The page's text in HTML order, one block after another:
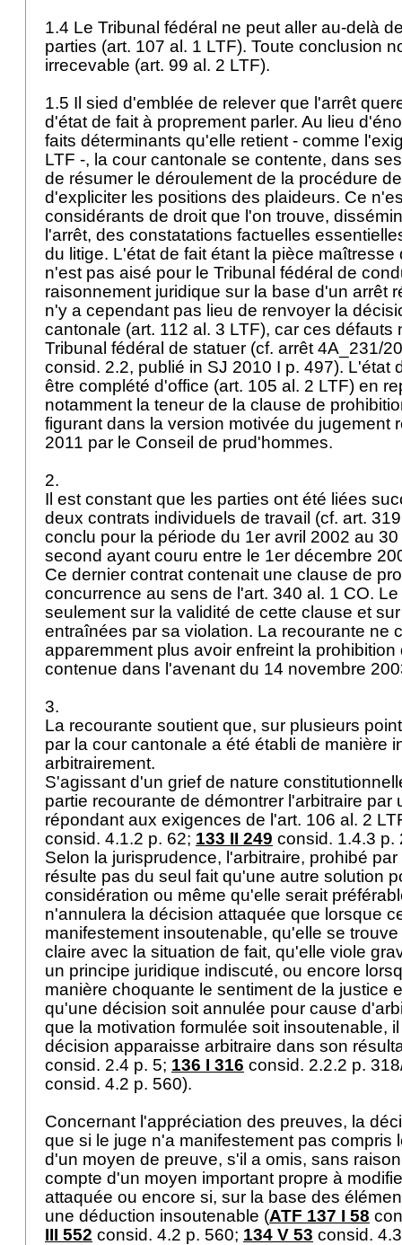
1.4 Le Tribunal fédéral ne peut aller au-delà
parties (art. 107 al. 1 LTF). Toute conclusion
irrecevable (art. 99 al. 2 LTF).
1.5 Il sied d'emblée de relever que l'arrêt
d'état de fait à proprement parler. Au lieu
faits déterminants qu'elle retient - comme
LTF -, la cour cantonale se contente, dans
de résumer le déroulement de la procédure
d'expliciter les positions des plaideurs. Ce
considérants de droit que l'on trouve,
l'arrêt, des constatations factuelles
du litige. L'état de fait étant la pièce maîtresse
n'est pas aisé pour le Tribunal fédéral de
raisonnement juridique sur la base d'un arrêt
n'y a cependant pas lieu de renvoyer la
cantonale (art. 112 al. 3 LTF), car ces défauts
Tribunal fédéral de statuer (cf. arrêt 4A_231/
consid. 2.2, publié in SJ 2010 I p. 497). L'état
être complété d'office (art. 105 al. 2 LTF) en
notamment la teneur de la clause de
figurant dans la version motivée du jugement
2011 par le Conseil de prud'hommes.
2.
Il est constant que les parties ont été liées
deux contrats individuels de travail (cf. art.
conclu pour la période du 1er avril 2002 au
second ayant couru entre le 1er décembre
Ce dernier contrat contenait une clause de
concurrence au sens de l'art. 340 al. 1 CO.
seulement sur la validité de cette clause et
entraînées par sa violation. La recourante ne
apparemment plus avoir enfreint la
contenue dans l'avenant du 14 novembre
3.
La recourante soutient que, sur plusieurs
par la cour cantonale a été établi de manière
arbitrairement.
S'agissant d'un grief de nature
partie recourante de démontrer l'arbitraire par
répondant aux exigences de l'art. 106 al. 2
consid. 4.1.2 p. 62; 133 II 249 consid. 1.4.3 p.
Selon la jurisprudence, l'arbitraire, prohibé par
résulte pas du seul fait qu'une autre solution
considération ou même qu'elle serait
n'annulera la décision attaquée que lorsque
manifestement insoutenable, qu'elle se
claire avec la situation de fait, qu'elle viole
un principe juridique indiscuté, ou encore
manière choquante le sentiment de la justice
qu'une décision soit annulée pour cause
que la motivation formulée soit insoutenable,
décision apparaisse arbitraire dans son
consid. 2.4 p. 5; 136 I 316 consid. 2.2.2 p.
consid. 4.2 p. 560).
Concernant l'appréciation des preuves, la
que si le juge n'a manifestement pas compris
d'un moyen de preuve, s'il a omis, sans
compte d'un moyen important propre à
attaquée ou encore si, sur la base des
une déduction insoutenable (ATF 137 I 58
III 552 consid. 4.2 p. 560; 134 V 53 consid.